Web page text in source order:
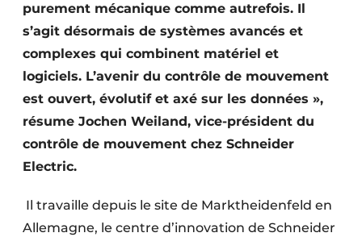
purement mécanique comme autrefois. Il
s’agit désormais de systèmes avancés et
complexes qui combinent matériel et
logiciels. L’avenir du contrôle de mouvement
est ouvert, évolutif et axé sur les données »,
résume Jochen Weiland, vice-président du
contrôle de mouvement chez Schneider
Electric.
Il travaille depuis le site de Marktheidenfeld en
Allemagne, le centre d’innovation de Schneider